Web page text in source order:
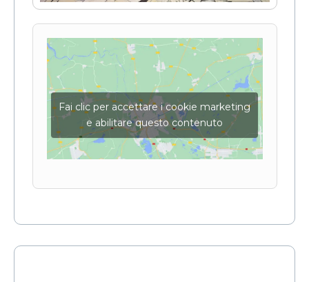
Fai clic per accettare i cookie marketing
e abilitare questo contenuto